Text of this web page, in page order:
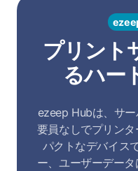
更
新
が
プリント
るハー
ezeep Hubは、サ
要員なしでプリン
パクトなデバイス
ー、ユーザーデー